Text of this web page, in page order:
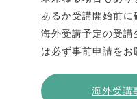
あるか受講開始前に
海外受講予定の受講
は必ず事前申請をお
海外受講